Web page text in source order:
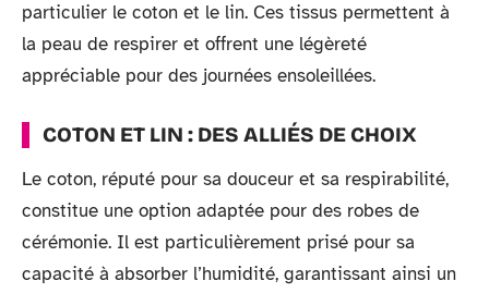
particulier le coton et le lin. Ces tissus permettent à
la peau de respirer et offrent une légèreté
appréciable pour des journées ensoleillées.
COTON ET LIN : DES ALLIÉS DE CHOIX
Le coton, réputé pour sa douceur et sa respirabilité,
constitue une option adaptée pour des robes de
cérémonie. Il est particulièrement prisé pour sa
capacité à absorber l’humidité, garantissant ainsi un